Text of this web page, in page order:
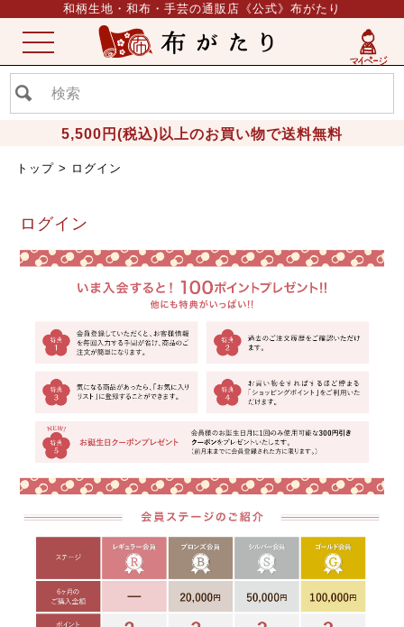
和柄生地・和布・手芸の通販店《公式》布がたり
5,500円(税込)以上のお買い物で送料無料
ME
NU
トップ ログイン
ログイン